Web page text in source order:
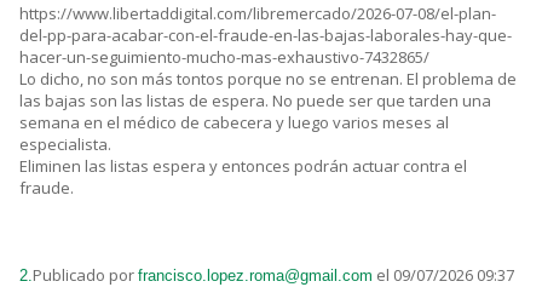
https://www.libertaddigital.com/libremercado/2026-07-08/el-plan-
del-pp-para-acabar-con-el-fraude-en-las-bajas-laborales-hay-que-
hacer-un-seguimiento-mucho-mas-exhaustivo-7432865/
Lo dicho, no son más tontos porque no se entrenan. El problema de
las bajas son las listas de espera. No puede ser que tarden una
semana en el médico de cabecera y luego varios meses al
especialista.
Eliminen las listas espera y entonces podrán actuar contra el
fraude.
2. Publicado por francisco.lopez.roma@gmail.com el 09/07/2026 09:37